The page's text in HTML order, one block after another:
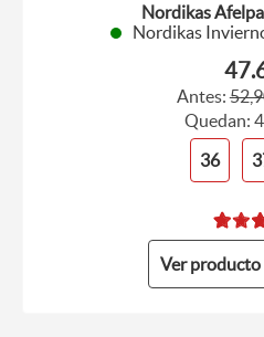
Nordikas
Nordikas
Antes:
Quedan:
36
Ver producto